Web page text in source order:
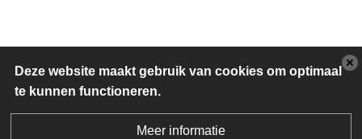
Deze website maakt gebruik van cookies om optimaal
te kunnen functioneren.
Meer informatie